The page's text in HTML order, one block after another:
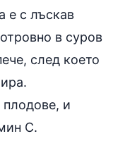
е с лъскав
в суров
след което
плодове, и
С.